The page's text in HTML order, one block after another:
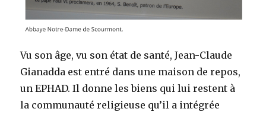
Vu son âge, vu son état de santé, Jean-Claude
Gianadda est entré dans une maison de repos,
un EPHAD. Il donne les biens qui lui restent à
la communauté religieuse qu’il a intégrée